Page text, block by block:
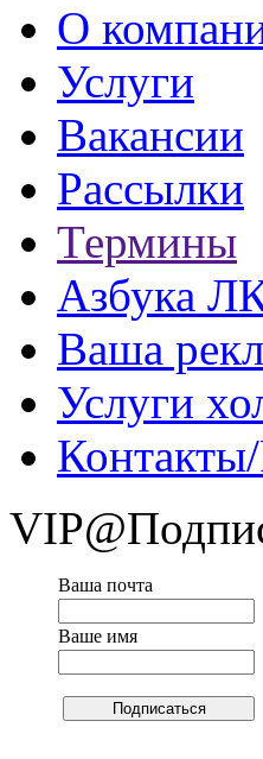
О
Услуги
Вакансии
Рассылки
Термины
Азбука
Ваша
Услуги
Ваша почта
Ваше имя